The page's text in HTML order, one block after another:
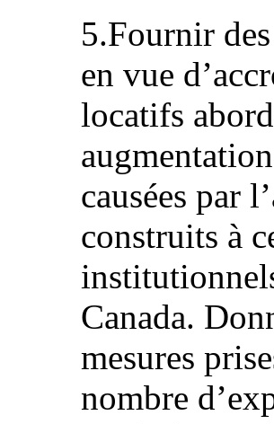
5.Fournir
en vue
locatifs
causées par
construits à
Canada.
mesures
nombre